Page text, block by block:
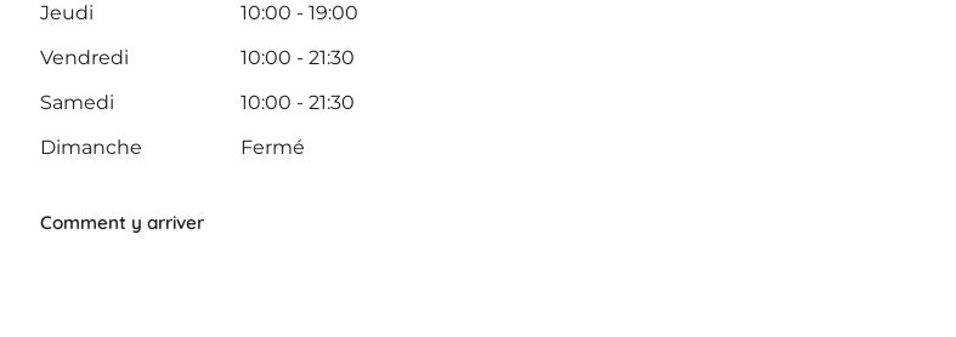
Jeudi
10:00 - 19:00
Vendredi
10:00 - 21:30
Samedi
10:00 - 21:30
Dimanche
Fermé
Comment y arriver